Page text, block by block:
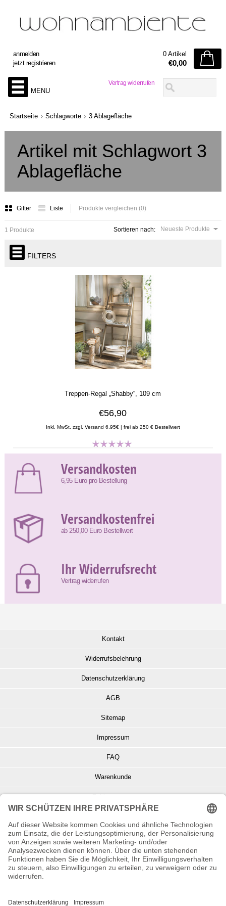
Vertrag widerrufen
anmelden
jetzt registrieren
0 Artikel
€0,00
MENU
Startseite Schlagworte 3 Ablagefläche
Artikel mit Schlagwort 3
Ablagefläche
Gitter Liste Produkte vergleichen (0)
Sortieren nach: Neueste Produkte
1 Produkte
FILTERS
Treppen-Regal „Shabby“, 109 cm
€56,90
Inkl. MwSt. zzgl. Versand 6,95€ | frei ab 250 € Bestellwert
Versandkosten
6,95 Euro pro Bestellung
Versandkostenfrei
ab 250,00 Euro Bestellwert
Ihr Widerrufsrecht
Vertrag widerrufen
Kontakt
Widerrufsbelehrung
Datenschutzerklärung
AGB
Sitemap
Impressum
FAQ
Warenkunde
Zahlungsarten
Info zu Elektro- u. Elektronikgeräten
Batterieentsorgung
Informationen zur Echtheit von Kundenbewertungen